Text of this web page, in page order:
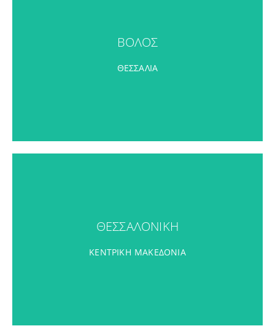
ΒΟΛΟΣ
ΘΕΣΣΑΛΙΑ
ΠΕΡΙΣΣΟΤΕΡΑ
ΘΕΣΣΑΛΟΝΙΚΗ
ΚΕΝΤΡΙΚΗ ΜΑΚΕΔΟΝΙΑ
ΠΕΡΙΣΣΟΤΕΡΑ